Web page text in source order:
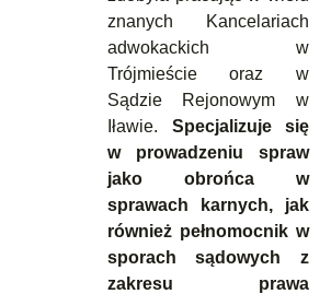
znanych Kancelariach
adwokackich w
Trójmieście oraz w
Sądzie Rejonowym w
Iławie. Specjalizuje się
w prowadzeniu spraw
jako obrońca w
sprawach karnych, jak
również pełnomocnik w
sporach sądowych z
zakresu prawa